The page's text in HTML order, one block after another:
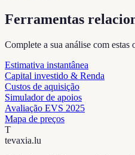
Ferramentas
Complete a sua análise com estas
Estimativa instantânea
Capital investido & Renda
Custos de aquisição
Simulador de apoios
Avaliação EVS 2025
Mapa de preços
T
tevaxia.lu